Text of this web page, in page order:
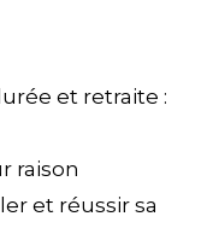
et retraite :
raison
et réussir sa